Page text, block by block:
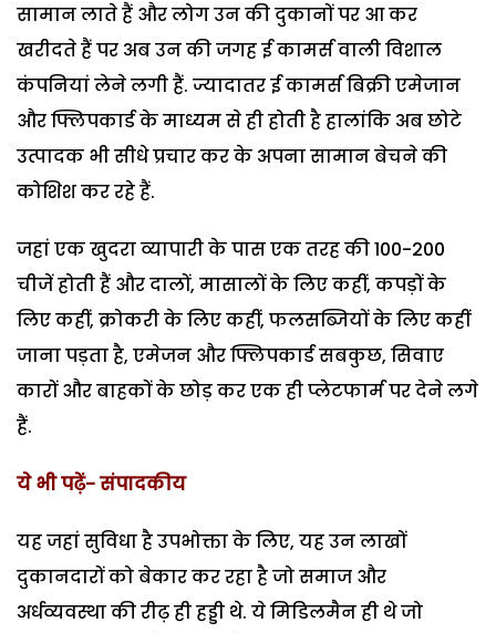
सामान लाते हैं और लोग उन की दुकानों पर आ कर
खरीदते हैं पर अब उन की जगह ई कामर्स वाली विशाल
कंपनियां लेने लगी हैं. ज्यादातर ई कामर्स बिक्री एमेजान
और फ्लिपकार्ड के माध्यम से ही होती है हालांकि अब छोटे
उत्पादक भी सीधे प्रचार कर के अपना सामान बेचने की
कोशिश कर रहे हैं.
जहां एक खुदरा व्यापारी के पास एक तरह की 100-200
चीजें होती हैं और दालों, मासालों के लिए कहीं, कपड़ों के
लिए कहीं, क्रोकरी के लिए कहीं, फलसब्जियों के लिए कहीं
जाना पड़ता है, एमेजन और फ्लिपकार्ड सबकुछ, सिवाए
कारों और बाहकों के छोड़ कर एक ही प्लेटफार्म पर देने लगे
हैं.
ये भी पढ़ें-संपादकीय
यह जहां सुविधा है उपभोक्ता के लिए, यह उन लाखों
दुकानदारों को बेकार कर रहा है जो समाज और
अर्धव्यवस्था की रीढ़ ही हड्डी थे. ये मिडिलमैन ही थे जो